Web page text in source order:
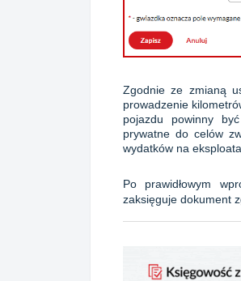
Zgodnie ze zmianą
prowadzenie
pojazdu powinny
prywatne do celów
wydatków na
Po prawidłowym
zaksięguje dokument